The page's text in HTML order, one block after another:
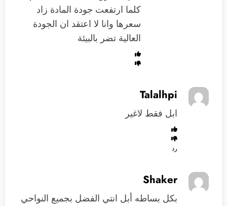
كلما ارتفعت جودة المادة زاد
سعرها وانا لا اعتقد ان الجودة
العالية تضر بالبيئة
Talalhpi
ابل فقط لاغير
رد
Shaker
بكل بساطه أبل انتي الفضل بجميع النواحي